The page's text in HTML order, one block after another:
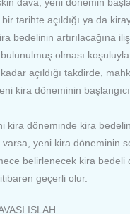
dava, yeni dönemin
tarihte açıldığı ya da
bedelinin artırılacağına
bulunulmuş olması
açıldığı takdirde,
kira döneminin
kira döneminde kira
yeni kira döneminin
belirlenecek kira bedeli
geçerli olur.
ISLAH